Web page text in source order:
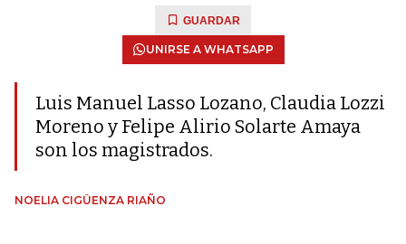
GUARDAR
UNIRSE A WHATSAPP
Luis Manuel Lasso Lozano, Claudia Lozzi
Moreno y Felipe Alirio Solarte Amaya
son los magistrados.
NOELIA CIGÜENZA RIAÑO